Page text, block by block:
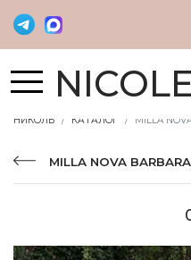
НИКОЛЬ КАТАЛОГ MILLA
MILLA NOVA BARBARA